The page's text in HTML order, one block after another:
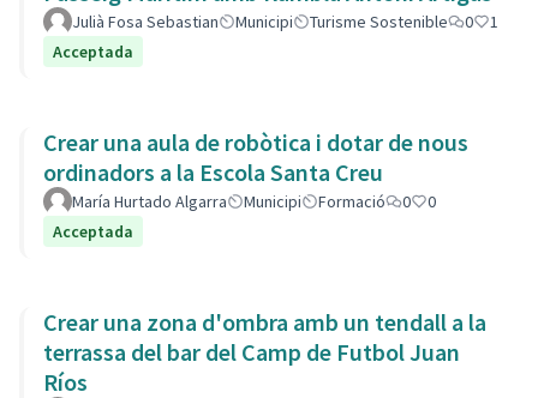
Julià Fosa Sebastian Municipi Turisme Sostenible 0
1
Acceptada
Crear una aula de robòtica i dotar de nous
ordinadors a la Escola Santa Creu
María Hurtado Algarra Municipi Formació 0
0
Acceptada
Crear una zona d'ombra amb un tendall a la
terrassa del bar del Camp de Futbol Juan
Ríos